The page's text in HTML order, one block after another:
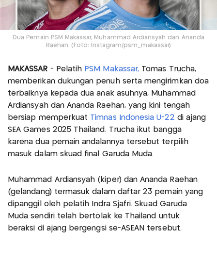
Dua Pemain PSM Makassar, Muhammad Ardiansyah dan Ananda
Raehan. (Foto: Instagram/psm_makassar)
MAKASSAR - Pelatih PSM Makassar, Tomas Trucha,
memberikan dukungan penuh serta mengirimkan doa
terbaiknya kepada dua anak asuhnya, Muhammad
Ardiansyah dan Ananda Raehan, yang kini tengah
bersiap memperkuat Timnas Indonesia U-22 di ajang
SEA Games 2025 Thailand. Trucha ikut bangga
karena dua pemain andalannya tersebut terpilih
masuk dalam skuad final Garuda Muda.
Muhammad Ardiansyah (kiper) dan Ananda Raehan
(gelandang) termasuk dalam daftar 23 pemain yang
dipanggil oleh pelatih Indra Sjafri. Skuad Garuda
Muda sendiri telah bertolak ke Thailand untuk
beraksi di ajang bergengsi se-ASEAN tersebut.